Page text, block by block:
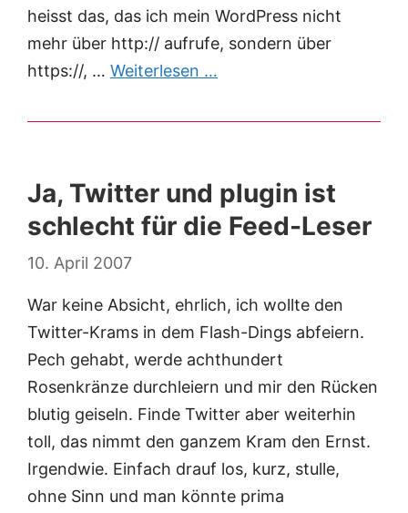
heisst das, das ich mein WordPress nicht
mehr über http:// aufrufe, sondern über
https://, … Weiterlesen …
Ja, Twitter und plugin ist
schlecht für die Feed-Leser
10. April 2007
War keine Absicht, ehrlich, ich wollte den
Twitter-Krams in dem Flash-Dings abfeiern.
Pech gehabt, werde achthundert
Rosenkränze durchleiern und mir den Rücken
blutig geiseln. Finde Twitter aber weiterhin
toll, das nimmt den ganzem Kram den Ernst.
Irgendwie. Einfach drauf los, kurz, stulle,
ohne Sinn und man könnte prima